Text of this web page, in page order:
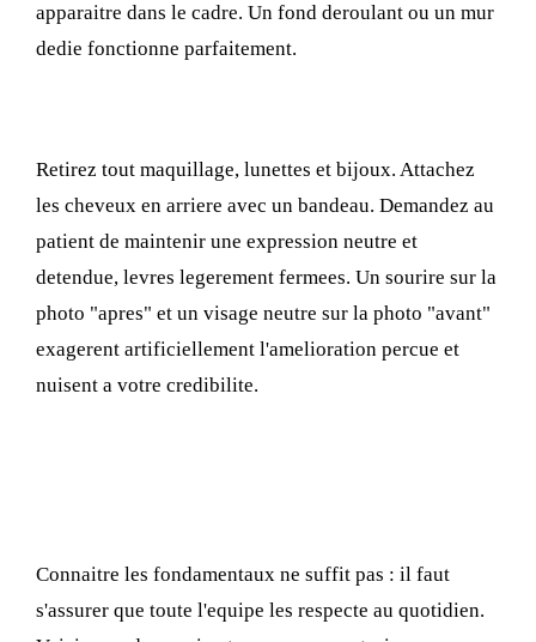
apparaitre dans le cadre. Un fond deroulant ou un mur
dedie fonctionne parfaitement.
Retirez tout maquillage, lunettes et bijoux. Attachez
les cheveux en arriere avec un bandeau. Demandez au
patient de maintenir une expression neutre et
detendue, levres legerement fermees. Un sourire sur la
photo "apres" et un visage neutre sur la photo "avant"
exagerent artificiellement l'amelioration percue et
nuisent a votre credibilite.
Connaitre les fondamentaux ne suffit pas : il faut
s'assurer que toute l'equipe les respecte au quotidien.